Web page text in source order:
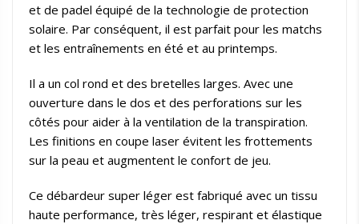
et de padel équipé de la technologie de protection
solaire. Par conséquent, il est parfait pour les matchs
et les entraînements en été et au printemps.
Il a un col rond et des bretelles larges. Avec une
ouverture dans le dos et des perforations sur les
côtés pour aider à la ventilation de la transpiration.
Les finitions en coupe laser évitent les frottements
sur la peau et augmentent le confort de jeu.
Ce débardeur super léger est fabriqué avec un tissu
haute performance, très léger, respirant et élastique